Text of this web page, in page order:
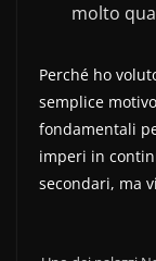
molto
Perché ho
semplice
fondamentali
imperi in
secondari, ma